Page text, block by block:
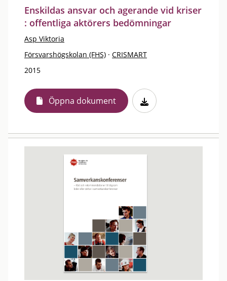
Enskildas ansvar och agerande vid kriser
: offentliga aktörers bedömningar
Asp Viktoria
Försvarshögskolan (FHS) · CRISMART
2015
Öppna dokument